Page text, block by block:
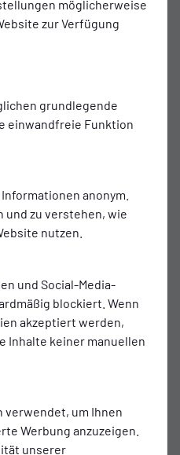
möglicherweise
zur Verfügung
grundlegende
einwandfreie Funktion
anonym.
und zu verstehen, wie
nutzen.
und Social-Media-
blockiert. Wenn
akzeptiert werden,
Inhalte keiner manuellen
verwendet, um Ihnen
Werbung anzuzeigen.
unserer